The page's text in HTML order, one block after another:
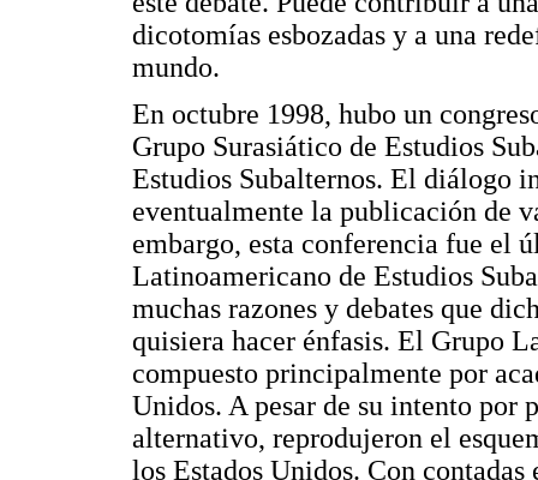
dicotomías esbozadas y a una
mundo.
En octubre 1998, hubo un
Grupo Surasiático de Estudios
Estudios Subalternos. El diálogo
eventualmente la publicación de
embargo, esta conferencia fue el
Latinoamericano de Estudios
muchas razones y debates que
quisiera hacer énfasis. El Grupo
compuesto principalmente por
Unidos. A pesar de su intento
alternativo, reprodujeron el
los Estados Unidos. Con